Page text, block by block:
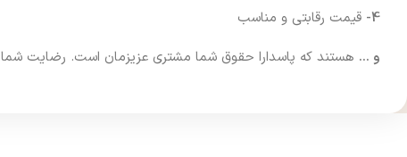
4- قیمت رقابتی و مناسب
و … هستند که پاسدارا حقوق شما مشتری عزیزمان است. رضایت شما